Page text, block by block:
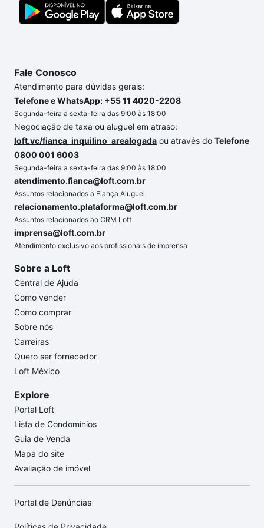
chaves.
Fale Conosco
Atendimento para dúvidas gerais:
Telefone e WhatsApp: +55 11 4020-2208
Segunda-feira a sexta-feira das 9:00 às 18:00
Negociação de taxa ou aluguel em atraso:
loft.vc/fianca_inquilino_arealogada ou através do Telefone
0800 001 6003
Segunda-feira a sexta-feira das 9:00 às 18:00
atendimento.fianca@loft.com.br
Assuntos relacionados a Fiança Aluguel
relacionamento.plataforma@loft.com.br
Assuntos relacionados ao CRM Loft
imprensa@loft.com.br
Atendimento exclusivo aos profissionais de imprensa
Sobre a Loft
Central de Ajuda
Como vender
Como comprar
Sobre nós
Carreiras
Quero ser fornecedor
Loft México
Explore
Portal Loft
Lista de Condomínios
Guia de Venda
Mapa do site
Avaliação de imóvel
Portal de Denúncias